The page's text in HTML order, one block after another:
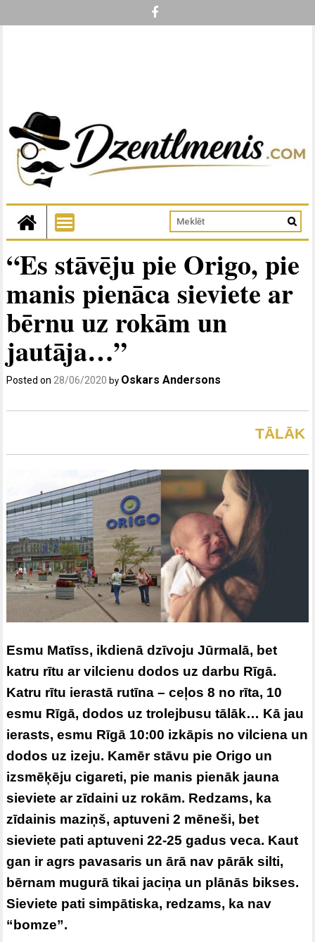
“Es stāvēju pie Origo, pie
manis pienāca sieviete ar
bērnu uz rokām un
jautāja…”
Posted on28/06/2020 by Oskars Andersons
TĀLĀK
Esmu Matīss, ikdienā dzīvoju Jūrmalā, bet
katru rītu ar vilcienu dodos uz darbu Rīgā.
Katru rītu ierastā rutīna – ceļos 8 no rīta, 10
esmu Rīgā, dodos uz trolejbusu tālāk… Kā jau
ierasts, esmu Rīgā 10:00 izkāpis no vilciena un
dodos uz izeju. Kamēr stāvu pie Origo un
izsmēķēju cigareti, pie manis pienāk jauna
sieviete ar zīdaini uz rokām. Redzams, ka
zīdainis maziņš, aptuveni 2 mēneši, bet
sieviete pati aptuveni 22-25 gadus veca. Kaut
gan ir agrs pavasaris un ārā nav pārāk silti,
bērnam mugurā tikai jaciņa un plānās bikses.
Sieviete pati simpātiska, redzams, ka nav
“bomze”.